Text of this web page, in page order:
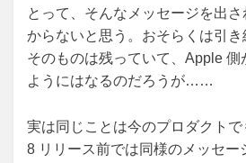
とって、そんなメッセージを出
からないと思う。おそらくは引き
そのものは残っていて、Apple 側
ようにはなるのだろうが……
実は同じことは今のプロダクト
8 リリース前では同様のメッセー